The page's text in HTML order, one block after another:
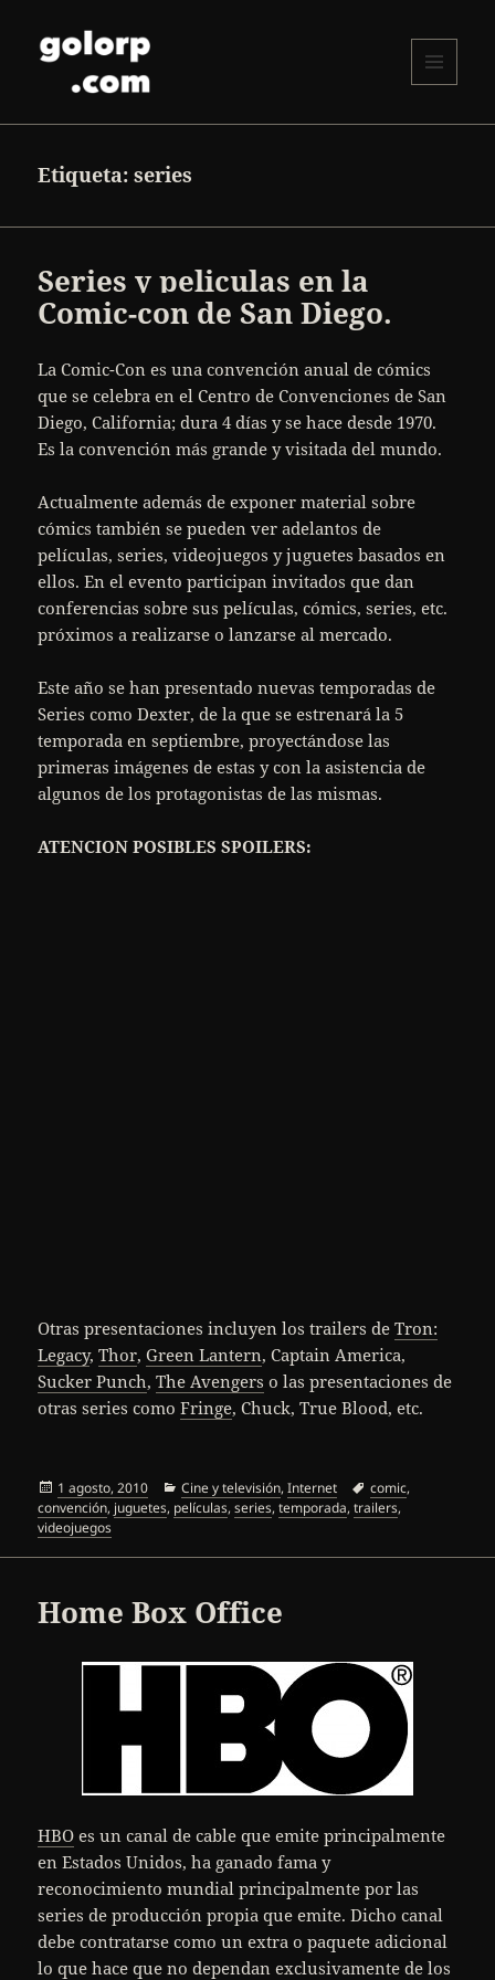
WIDGETS
Etiqueta:series
Series y peliculas en la
Comic-con de San Diego.
La Comic-Con es una convención anual de cómics
que se celebra en el Centro de Convenciones de San
Diego, California; dura 4 días y se hace desde 1970.
Es la convención más grande y visitada del mundo.
Actualmente además de exponer material sobre
cómics también se pueden ver adelantos de
películas, series, videojuegos y juguetes basados en
ellos. En el evento participan invitados que dan
conferencias sobre sus películas, cómics, series, etc.
próximos a realizarse o lanzarse al mercado.
Este año se han presentado nuevas temporadas de
Series como Dexter, de la que se estrenará la 5
temporada en septiembre, proyectándose las
primeras imágenes de estas y con la asistencia de
algunos de los protagonistas de las mismas.
ATENCION POSIBLES SPOILERS:
Otras presentaciones incluyen los trailers deTron:
Legacy,Thor,Green Lantern, Captain America,
Sucker Punch,The Avengers o las presentaciones de
otras series comoFringe, Chuck, True Blood, etc.
Publicado
el
1 agosto, 2010 Categorías
Cine y televisión,Internet Etiquetas
comic,
convención, juguetes, películas,series,temporada,trailers,
videojuegos
Home Box Office
HBO es un canal de cable que emite principalmente
en Estados Unidos, ha ganado fama y
reconocimiento mundial principalmente por las
series de producción propia que emite. Dicho canal
debe contratarse como un extra o paquete adicional
lo que hace que no dependan exclusivamente de los